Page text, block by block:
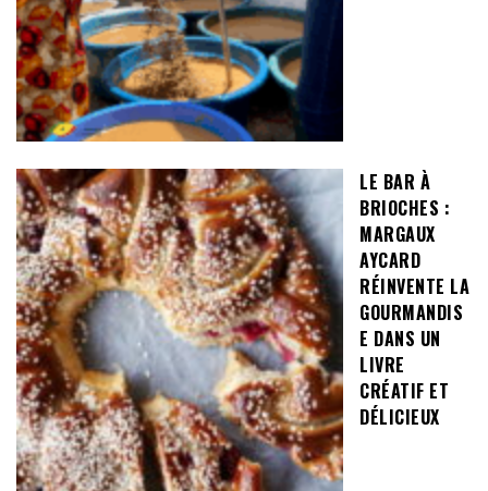
LE BAR À
BRIOCHES :
MARGAUX
AYCARD
RÉINVENTE LA
GOURMANDIS
E DANS UN
LIVRE
CRÉATIF ET
DÉLICIEUX